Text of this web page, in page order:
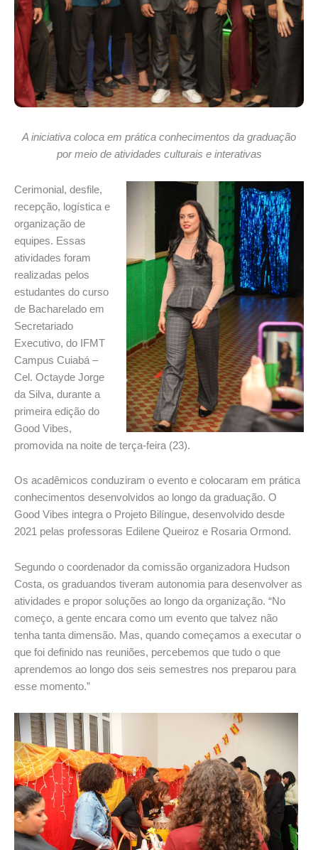
A iniciativa coloca em prática conhecimentos da graduação
por meio de atividades culturais e interativas
Cerimonial, desfile,
recepção, logística e
organização de
equipes. Essas
atividades foram
realizadas pelos
estudantes do curso
de Bacharelado em
Secretariado
Executivo, do IFMT
Campus Cuiabá –
Cel. Octayde Jorge
da Silva, durante a
primeira edição do
Good Vibes,
promovida na noite de terça-feira (23).
Os acadêmicos conduziram o evento e colocaram em prática
conhecimentos desenvolvidos ao longo da graduação. O
Good Vibes integra o Projeto Bilíngue, desenvolvido desde
2021 pelas professoras Edilene Queiroz e Rosaria Ormond.
Segundo o coordenador da comissão organizadora Hudson
Costa, os graduandos tiveram autonomia para desenvolver as
atividades e propor soluções ao longo da organização. “No
começo, a gente encara como um evento que talvez não
tenha tanta dimensão. Mas, quando começamos a executar o
que foi definido nas reuniões, percebemos que tudo o que
aprendemos ao longo dos seis semestres nos preparou para
esse momento.”